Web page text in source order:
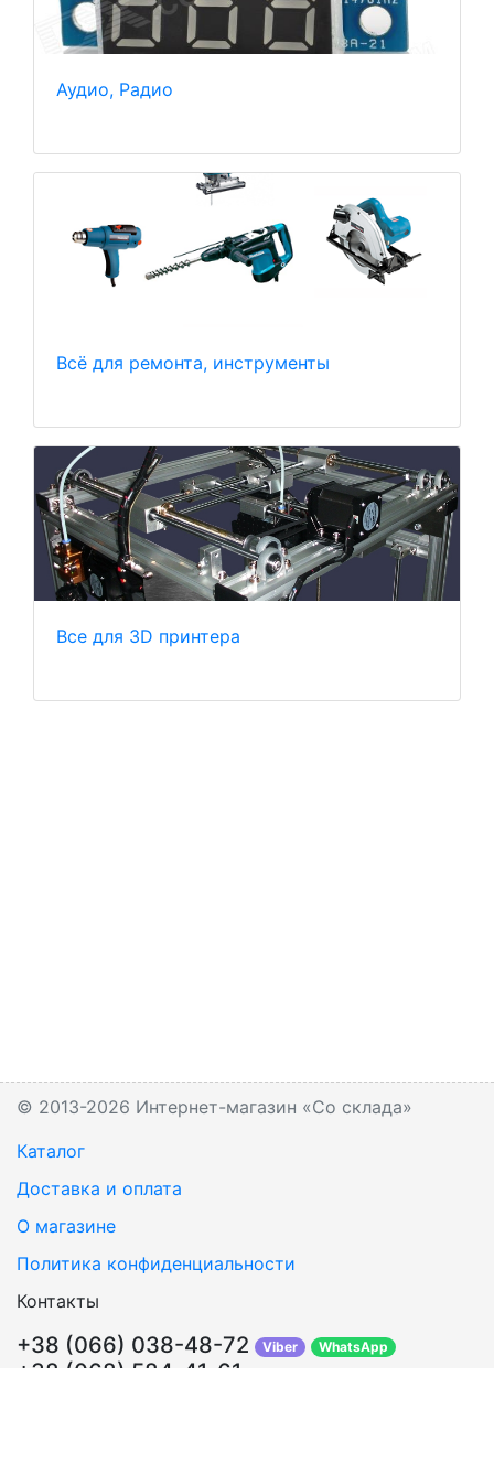
Аудио, Радио
Всё для ремонта, инструменты
Все для 3D принтера
© 2013-2026 Интернет-магазин «Со склада»
Каталог
Доставка и оплата
О магазине
Политика конфиденциальности
Контакты
+38 (066) 038-48-72 Viber WhatsApp
+38 (068) 584-41-61